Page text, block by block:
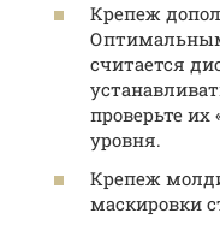
Крепеж
считается
проверьте
уровня.
Крепеж
маскировки